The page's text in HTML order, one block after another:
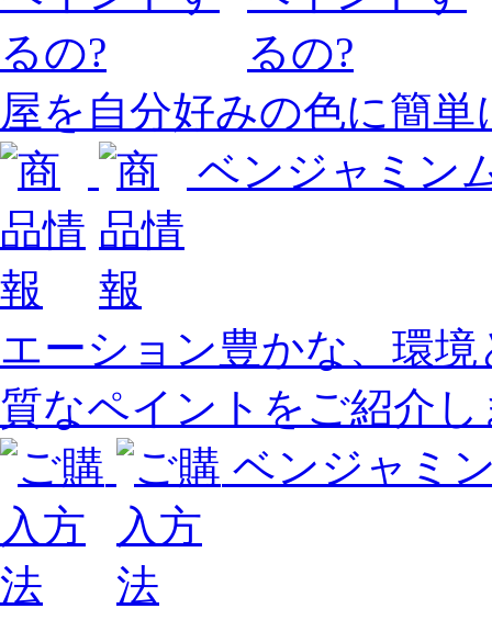
屋を自分好みの色に簡
ベンジャミン
エーション豊かな、環
質なペイントをご紹介し
ベンジャミ